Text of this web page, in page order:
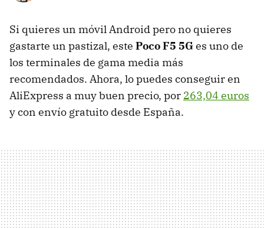
Si quieres un móvil Android pero no quieres
gastarte un pastizal, este Poco F5 5Ges uno de
los terminales de gama media más
recomendados. Ahora, lo puedes conseguir en
AliExpress a muy buen precio, por 263,04 euros
y con envío gratuito desde España.